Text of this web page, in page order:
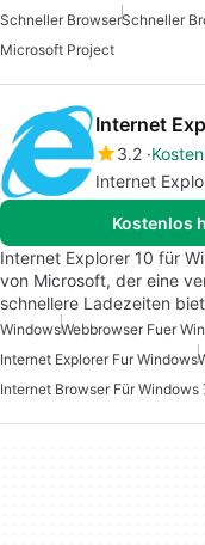
Schneller BrowserSchneller
Microsoft Project
Internet
3.2
Internet
Kostenlos
Internet Explorer 10 für
von Microsoft, der eine
schnellere Ladezeiten
WindowsWebbrowser Fuer
Internet Explorer Fur Windows
Internet Browser Für Windows